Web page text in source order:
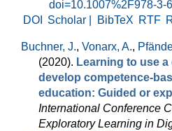
doi=10.1007%2F978-3-
DOI
Scholar | BibTeX RTF
Buchner, J., Vonarx, A.,
(2020). Learning to use
develop competence-
education: Guided or
International Conference
Exploratory Learning in